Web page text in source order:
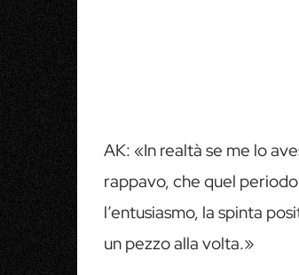
AK: «In realtà se me lo
rappavo, che quel
l’entusiasmo, la spinta
un pezzo alla volta.»